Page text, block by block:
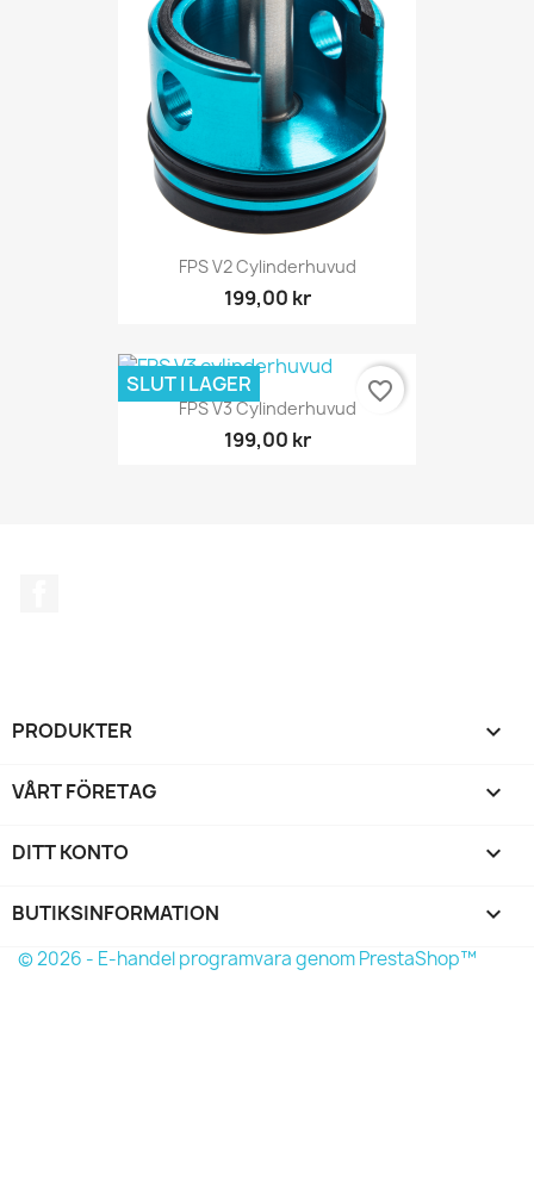
FPS V2 Cylinderhuvud
199,00 kr
FPS V3 Cylinderhuvud
199,00 kr
SLUT I LAGER favorite_border
PRODUKTER 
VÅRT FÖRETAG 
DITT KONTO 
BUTIKSINFORMATION keyboard_arrow_down
© 2026 - E-handel programvara genom PrestaShop™